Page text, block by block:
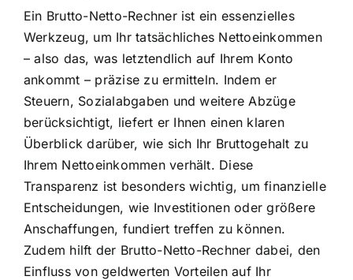
Ein Brutto-Netto-Rechner ist ein essenzielles
Werkzeug, um Ihr tatsächliches Nettoeinkommen
– also das, was letztendlich auf Ihrem Konto
ankommt – präzise zu ermitteln. Indem er
Steuern, Sozialabgaben und weitere Abzüge
berücksichtigt, liefert er Ihnen einen klaren
Überblick darüber, wie sich Ihr Bruttogehalt zu
Ihrem Nettoeinkommen verhält. Diese
Transparenz ist besonders wichtig, um finanzielle
Entscheidungen, wie Investitionen oder größere
Anschaffungen, fundiert treffen zu können.
Zudem hilft der Brutto-Netto-Rechner dabei, den
Einfluss von geldwerten Vorteilen auf Ihr